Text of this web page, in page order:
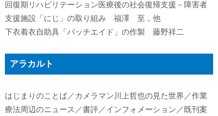
回復期リハビリテーション医療後の社会復帰支援－障害者
支援施設「にじ」の取り組み 福澤 至，他
下衣着衣自助具「パッチエイド」の作製 藤野祥二
アラカルト
はじまりのことば／カメラマン川上哲也の見た世界／作業
療法周辺のニュース／書評／インフォメーション／既刊案